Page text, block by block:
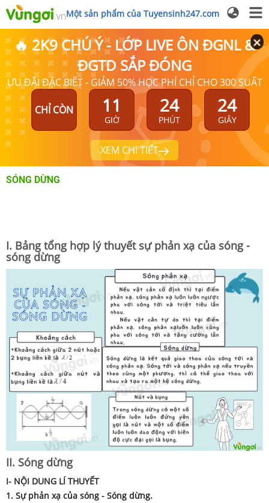
Một sản phẩm của Tuyensinh247.com
🔥 2K9 CHÚ Ý - LỚP LIVE ÔN ĐGNL &
ĐGTD SẮP ĐÓNG
ƯU ĐÃI ĐẶC BIỆT - GIẢM 50% HỌC PHÍ CHỈ CHO 300 SUẤT
CHỈ CÒN 11
GIỜ
24
PHÚT
24
GIÂY
XEM CHI TIẾT
SÓNG DỪNG
I. Bảng tổng hợp lý thuyết sự phản xạ của sóng -
sóng dừng
II. Sóng dừng
I- NỘI DUNG LÍ THUYẾT
1. Sự phản xạ của sóng - Sóng dừng.